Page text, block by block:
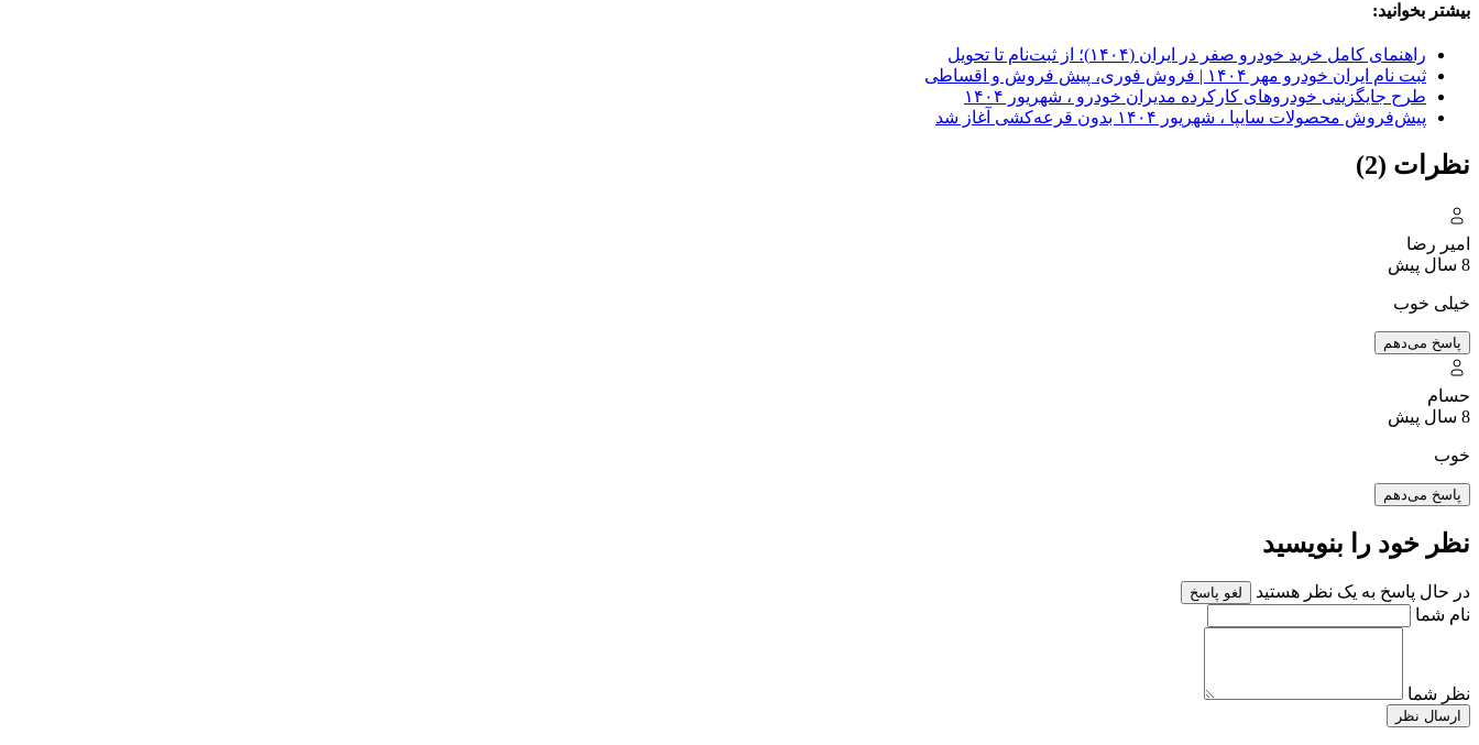
بیشتر بخوانید:
راهنمای کامل خرید خودرو صفر در ایران (۱۴۰۴)؛ از ثبت‌نام تا تحویل
ثبت نام ایران خودرو مهر ۱۴۰۴ | فروش فوری، پیش فروش و اقساطی
طرح جایگزینی خودروهای کارکرده مدیران خودرو ، شهریور ۱۴۰۴
پیش‌فروش محصولات سایپا ، شهریور ۱۴۰۴ بدون قرعه‌کشی آغاز شد
نظرات (2)
امیر‌ رضا
8 سال پیش
خیلی‌ خو‌ب
پاسخ می‌دهم
حسام
8 سال پیش
خوب
پاسخ می‌دهم
نظر خود را بنویسید
در حال پاسخ به یک نظر هستید لغو پاسخ
نام شما
نظر شما
ارسال نظر